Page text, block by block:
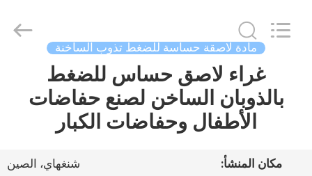
منتجات
معلومات
Adhesive
Products
مادة لاصقة حساسة للضغط تذوب الساخنة
غراء لاصق حساس للضغط
بالذوبان الساخن لصنع حفاضات
الأطفال وحفاضات الكبار
مكان المنشأ:
شنغهاي، الصين